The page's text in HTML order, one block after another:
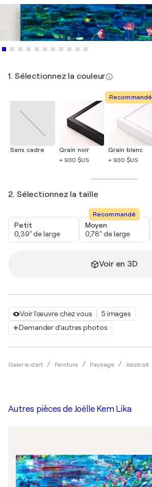
Voir l'œuvre chez vous
5 images
Demander d'autres photos
Galerie d'art Peinture Paysage Abstrait
1. Sélectionnez la couleur
Sans cadre
Grain noir
+ 930 $US
Recommandé
Grain blanc
+ 930 $US
2. Sélectionnez la taille
Petit
0,39" de large
Recommandé
Moyen
0,78" de large
Voir en 3D
Autres pièces de Joëlle Kem Lika